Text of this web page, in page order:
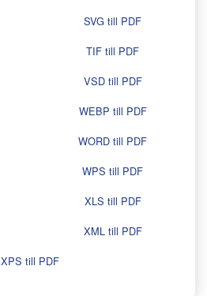
SVG till PDF
TIF till PDF
VSD till PDF
WEBP till PDF
WORD till PDF
WPS till PDF
XLS till PDF
XML till PDF
XPS till PDF